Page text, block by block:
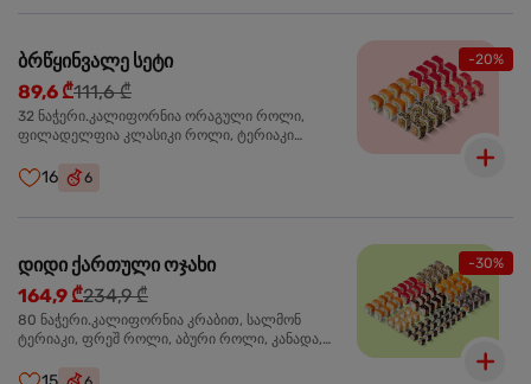
-20%
ბრწყინვალე სეტი
89,6 ₾111,6 ₾
32 ნაჭერი.კალიფორნია ორაგული როლი,
ფილადელფია კლასიკი როლი, ტერიაკი
16 6
-30%
დიდი ქართული ოჯახი
164,9 ₾234,9 ₾
80 ნაჭერი.კალიფორნია კრაბით, სალმონ
ტერიაკი, ფრეშ როლი, აბური როლი, კანადა,
ფილადელფია კლასიკი